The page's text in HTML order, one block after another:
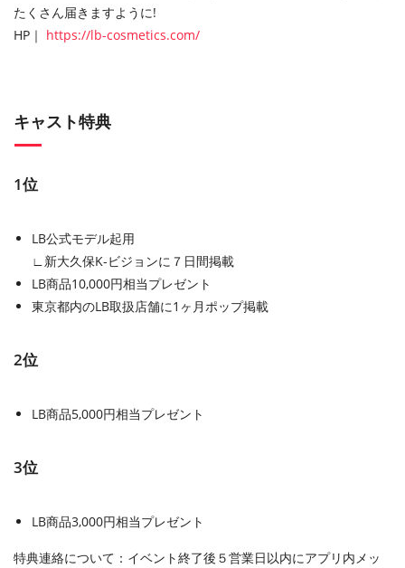
たくさん届きますように!
HP｜ https://lb-cosmetics.com/
キャスト特典
1位
LB公式モデル起用
∟新大久保K-ビジョンに７日間掲載
LB商品10,000円相当プレゼント
東京都内のLB取扱店舗に1ヶ月ポップ掲載
2位
LB商品5,000円相当プレゼント
3位
LB商品3,000円相当プレゼント
特典連絡について：イベント終了後５営業日以内にアプリ内メッ